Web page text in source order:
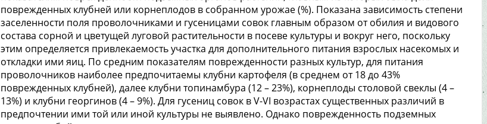
поврежденных клубней или корнеплодов в собранном урожае (%). Показана зависимость степени
заселенности поля проволочниками и гусеницами совок главным образом от обилия и видового
состава сорной и цветущей луговой растительности в посеве культуры и вокруг него, поскольку
этим определяется привлекаемость участка для дополнительного питания взрослых насекомых и
откладки ими яиц. По средним показателям поврежденности разных культур, для питания
проволочников наиболее предпочитаемы клубни картофеля (в среднем от 18 до 43%
поврежденных клубней), далее клубни топинамбура (12 – 23%), корнеплоды столовой свеклы (4 –
13%) и клубни георгинов (4 – 9%). Для гусениц совок в V-VI возрастах существенных различий в
предпочтении ими той или иной культуры не выявлено. Однако поврежденность подземных